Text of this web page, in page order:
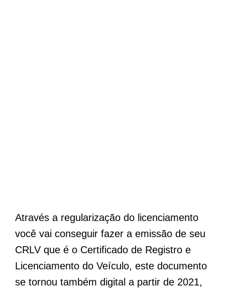
Através a regularização do licenciamento
você vai conseguir fazer a emissão de seu
CRLV que é o Certificado de Registro e
Licenciamento do Veículo, este documento
se tornou também digital a partir de 2021,